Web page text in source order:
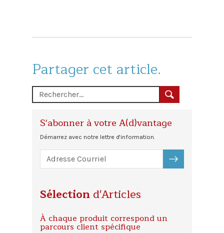
Partager cet article.
S'abonner à votre A(d)vantage
Démarrez avec notre lettre d'information.
S'ABONNER
Sélection d'Articles
À chaque produit correspond un
parcours client spécifique